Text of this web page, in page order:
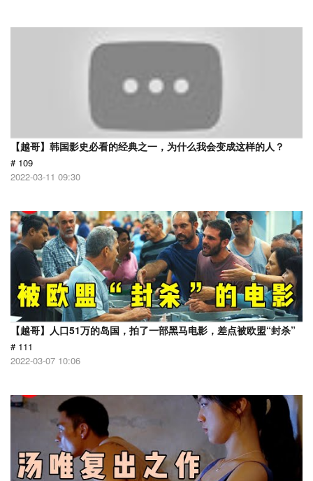
【越哥】韩国影史必看的经典之一，为什么我会变成这样的人？
# 109
2022-03-11 09:30
【越哥】人口51万的岛国，拍了一部黑马电影，差点被欧盟“封杀”
# 111
2022-03-07 10:06